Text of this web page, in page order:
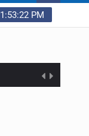
1:53:23 PM